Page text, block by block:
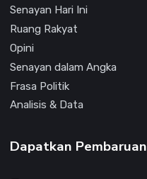
Senayan Hari Ini
Ruang Rakyat
Opini
Senayan dalam Angka
Frasa Politik
Analisis & Data
Dapatkan Pembaruan